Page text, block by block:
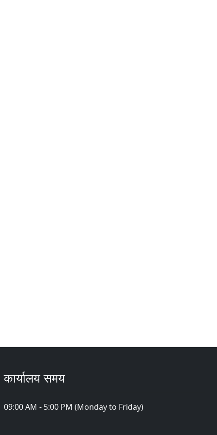
कार्यालय समय
09:00 AM - 5:00 PM (Monday to Friday)